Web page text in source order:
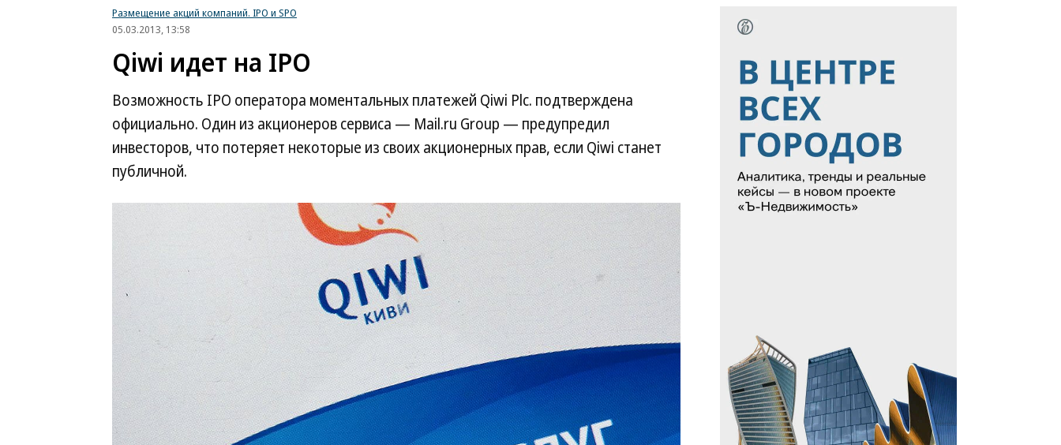
Размещение акций компаний. IPO и SPO
05.03.2013, 13:58
Qiwi идет на IPO
Возможность IPO оператора моментальных платежей Qiwi Plc. подтверждена
официально. Один из акционеров сервиса — Mail.ru Group — предупредил
инвесторов, что потеряет некоторые из своих акционерных прав, если Qiwi станет
публичной.